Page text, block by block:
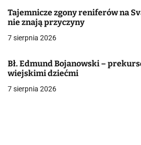
j
p
i
Tajemnicze zgony reniferów na
nie znają przyczyny
7 sierpnia 2026
Bł. Edmund Bojanowski –
wiejskimi dziećmi
7 sierpnia 2026